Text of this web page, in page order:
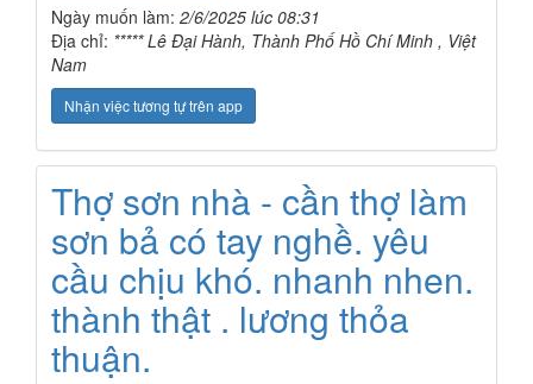
Ngày muốn làm: 2/6/2025 lúc 08:31
Địa chỉ: ***** Lê Đại Hành, Thành Phố Hồ Chí Minh , Việt
Nam
Nhận việc tương tự trên app
Thợ sơn nhà - cần thợ làm
sơn bả có tay nghề. yêu
cầu chịu khó. nhanh nhen.
thành thật . lương thỏa
thuận.